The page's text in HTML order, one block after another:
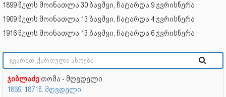
1899 წელს მოინათლა 30 ბავშვი, ჩატარდა 9 ჯვრისწერა
1909 წელს მოინათლა 13 ბავშვი, ჩატარდა 4 ჯვრისწერა
1916 წელს მოინათლა 13 ბავშვი, ჩატარდა 6 ჯვრისწერა
ჯიბლაძე თომა - მღვდელი.
1869, 1871წ. მღვდელი